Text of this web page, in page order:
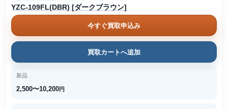
YZC-109FL(DBR) [ダークブラウン]
今すぐ買取申込み
買取カートへ追加
新品
2,500〜10,200円